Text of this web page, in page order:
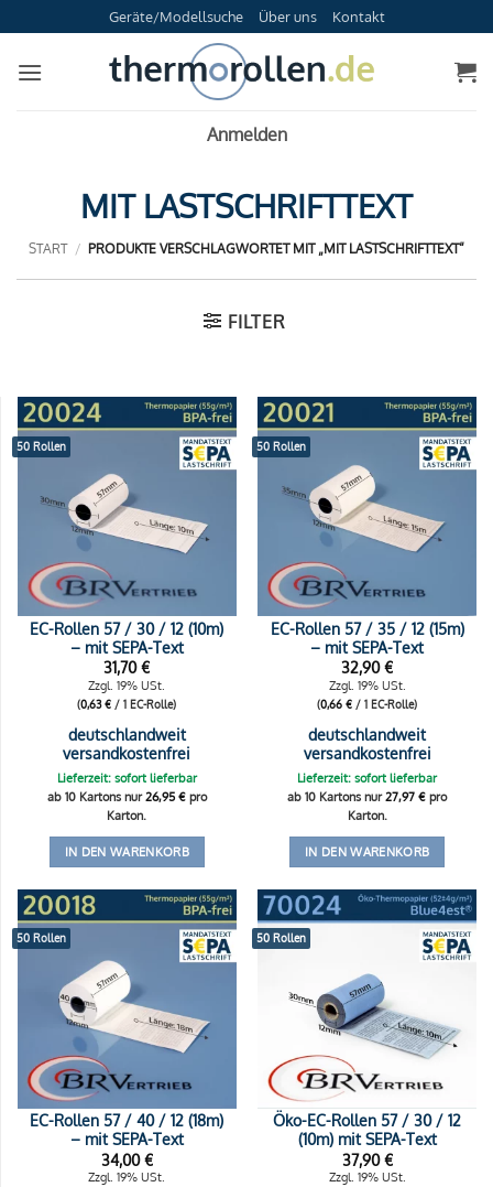
Inhalt
springen
Geräte/Modellsuche Über uns Kontakt
Anmelden
MIT LASTSCHRIFTTEXT
START / PRODUKTE VERSCHLAGWORTET MIT „MIT LASTSCHRIFTTEXT“
FILTER
50 Rollen
EC-Rollen 57 / 30 / 12 (10m)
– mit SEPA-Text
31,70€
Zzgl. 19% USt.
(0,63€ / 1 EC-Rolle)
deutschlandweit
versandkostenfrei
Lieferzeit: sofort lieferbar
ab 10 Kartons nur26,95 €pro
Karton.
IN DEN WARENKORB
50 Rollen
EC-Rollen 57 / 35 / 12 (15m)
– mit SEPA-Text
32,90€
Zzgl. 19% USt.
(0,66€ / 1 EC-Rolle)
deutschlandweit
versandkostenfrei
Lieferzeit: sofort lieferbar
ab 10 Kartons nur27,97€ pro
Karton.
IN DEN WARENKORB
50 Rollen
EC-Rollen 57 / 40 / 12 (18m)
– mit SEPA-Text
34,00€
Zzgl. 19% USt.
50 Rollen
Öko-EC-Rollen 57 / 30 / 12
(10m) mit SEPA-Text
37,90€
Zzgl. 19% USt.